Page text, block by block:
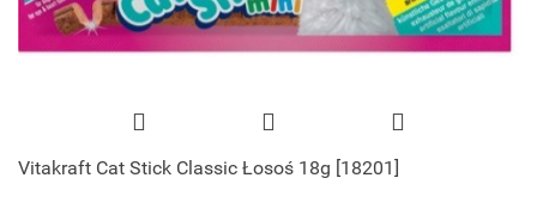
Vitakraft Cat Stick Classic Łosoś 18g [18201]